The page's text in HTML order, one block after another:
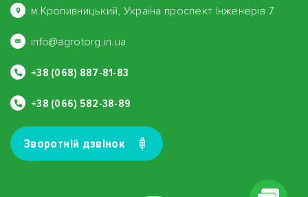
м.Кропивницький, Україна проспект Інженерів 7
info@agrotorg.in.ua
+38 (068) 887-81-83
+38 (066) 582-38-89
Зворотнiй дзвiнок